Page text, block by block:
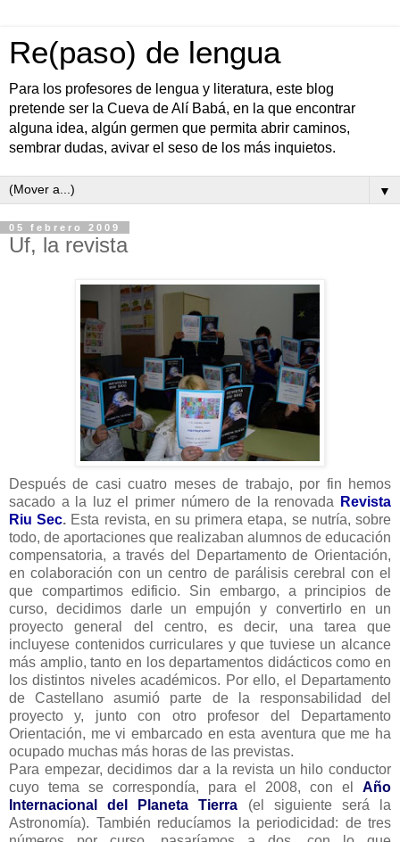
Re(paso) de lengua
Para los profesores de lengua y literatura, este blog
pretende ser la Cueva de Alí Babá, en la que encontrar
alguna idea, algún germen que permita abrir caminos,
sembrar dudas, avivar el seso de los más inquietos.
▼
05 febrero 2009
Uf, la revista
Después de casi cuatro meses de trabajo, por fin hemos
sacado a la luz el primer número de la renovada
Revista
Riu Sec. Esta revista, en su primera etapa, se nutría, sobre
todo, de aportaciones que realizaban alumnos de educación
compensatoria, a través del Departamento de Orientación,
en colaboración con un centro de parálisis cerebral con el
que compartimos edificio. Sin embargo, a principios de
curso, decidimos darle un empujón y convertirlo en un
proyecto general del centro, es decir, una tarea que
incluyese contenidos curriculares y que tuviese un alcance
más amplio, tanto en los departamentos didácticos como en
los distintos niveles académicos. Por ello, el Departamento
de Castellano asumió parte de la responsabilidad del
proyecto y, junto con otro profesor del Departamento
Orientación, me vi embarcado en esta aventura que me ha
ocupado muchas más horas de las previstas.
Para empezar, decidimos dar a la revista un hilo conductor
cuyo tema se correspondía, para el 2008, con el Año
Internacional del Planeta Tierra (el siguiente será la
Astronomía). También reducíamos la periodicidad: de tres